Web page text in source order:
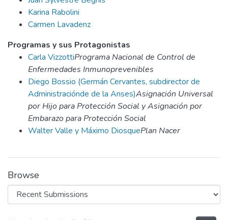
Karina Rabolini
Carmen Lavadenz
Programas y sus Protagonistas
Carla VizzottiPrograma Nacional de Control de
Enfermedades Inmunoprevenibles
Diego Bossio (Germán Cervantes, subdirector de
Administraciónde de la Anses)Asignación Universal
por Hijo para Protección Social y Asignación por
Embarazo para Protección Social
Walter Valle y Máximo DiosquePlan Nacer
Browse